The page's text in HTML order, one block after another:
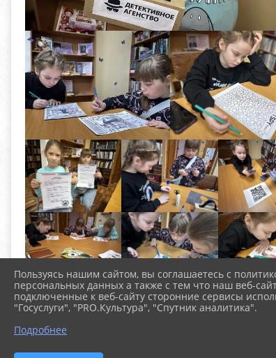
Пользуясь нашим сайтом, вы соглашаетесь с
персональных данных а также с тем что наш веб-
подключенные к веб-сайту сторонние сервисы
"Госуслуги", "PRO.Культура", "Спутник аналитика".
Подробнее